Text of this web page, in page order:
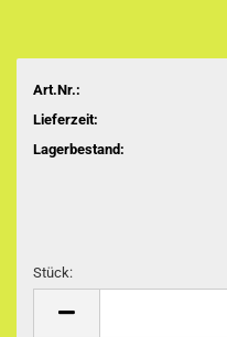
Art.Nr.:
Lieferzeit:
Lagerbestand:
Stück: